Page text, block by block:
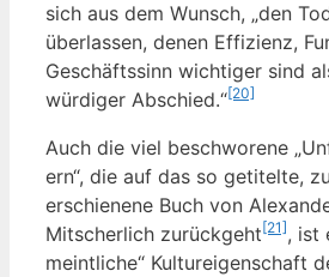
sich aus dem Wunsch, „den
über­las­sen, denen Effi­zi­enz,
Geschäfts­sinn wich­ti­ger sind
wür­di­ger Abschied.“[20]
Auch die viel beschwo­re­ne
ern“, die auf das so geti­tel­te,
erschie­ne­ne Buch von
Mit­scher­lich zurück­geht[21], ist
meint­li­che“ Kul­tur­ei­gen­schaft